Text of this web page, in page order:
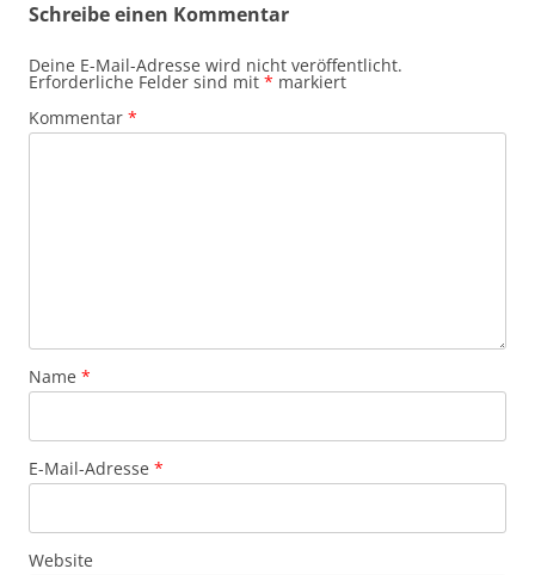
Schreibe einen Kommentar
Deine E-Mail-Adresse wird nicht veröffentlicht.
Erforderliche Felder sind mit * markiert
Kommentar *
Name *
E-Mail-Adresse *
Website